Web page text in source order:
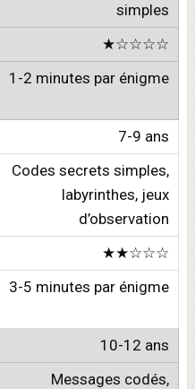
simples
★☆☆☆☆
1-2 minutes par énigme
7-9 ans
Codes secrets simples,
labyrinthes, jeux
d’observation
★★☆☆☆
3-5 minutes par énigme
10-12 ans
Messages codés,